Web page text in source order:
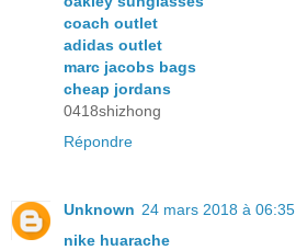
coach outlet
adidas outlet
marc jacobs bags
cheap jordans
0418shizhong
Répondre
Unknown 24 mars 2018 à 06:35
nike huarache